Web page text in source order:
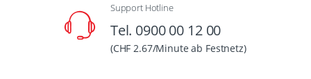
Support Hotline
Tel. 0900 00 12 00
(CHF 2.67/Minute ab Festnetz)